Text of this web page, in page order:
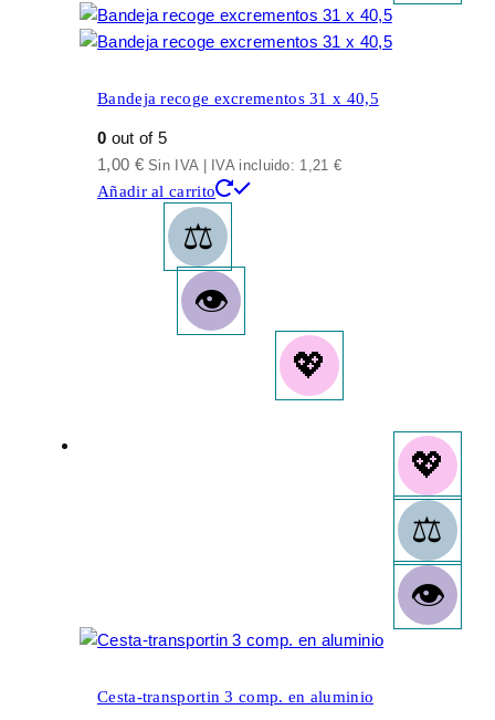
Bandeja recoge excrementos 31 x 40,5
0 out of 5
1,00 € Sin IVA | IVA incluido: 1,21 €
Añadir al carrito
Cesta-transportin 3 comp. en aluminio